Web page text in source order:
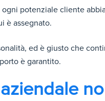
potenziale cliente
è assegnato.
ed è giusto che
è garantito.